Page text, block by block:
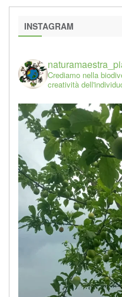
INSTAGRAM
Crediamo nella
creatività